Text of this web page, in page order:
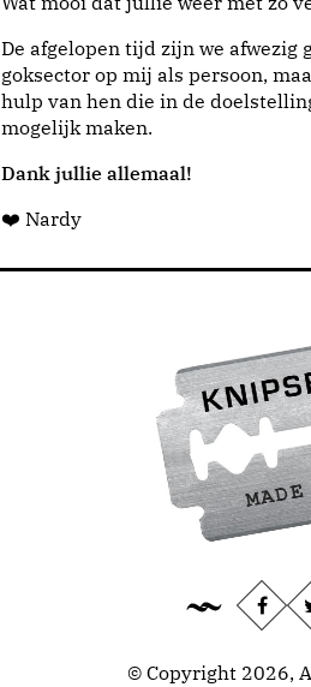
De afgelopen tijd zijn we afwezig
goksector op mij als persoon,
hulp van hen die in de
mogelijk maken.
Dank jullie allemaal!
❤️ Nardy
© Copyright 2026,